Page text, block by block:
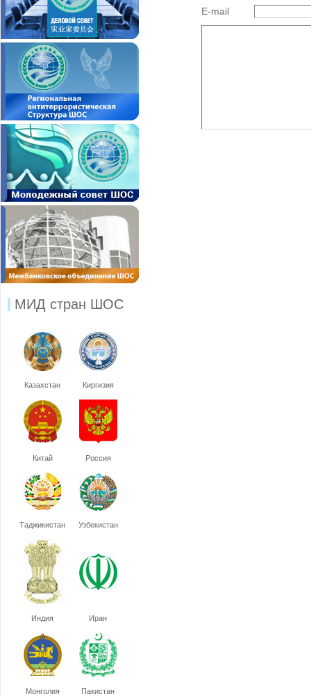
МИД стран ШОС
Казахстан Киргизия
Китай Россия
Таджикистан Узбекистан
Индия Иран
Монголия Пакистан
E-mail